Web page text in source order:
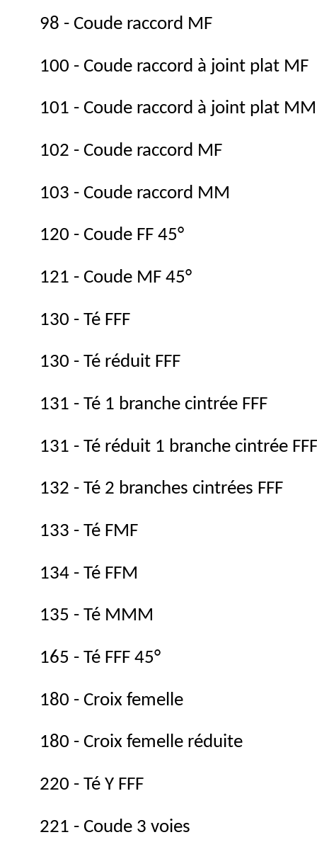
98 - Coude raccord MF
100 - Coude raccord à joint plat MF
101 - Coude raccord à joint plat MM
102 - Coude raccord MF
103 - Coude raccord MM
120 - Coude FF 45°
121 - Coude MF 45°
130 - Té FFF
130 - Té réduit FFF
131 - Té 1 branche cintrée FFF
131 - Té réduit 1 branche cintrée
132 - Té 2 branches cintrées FFF
133 - Té FMF
134 - Té FFM
135 - Té MMM
165 - Té FFF 45°
180 - Croix femelle
180 - Croix femelle réduite
220 - Té Y FFF
221 - Coude 3 voies